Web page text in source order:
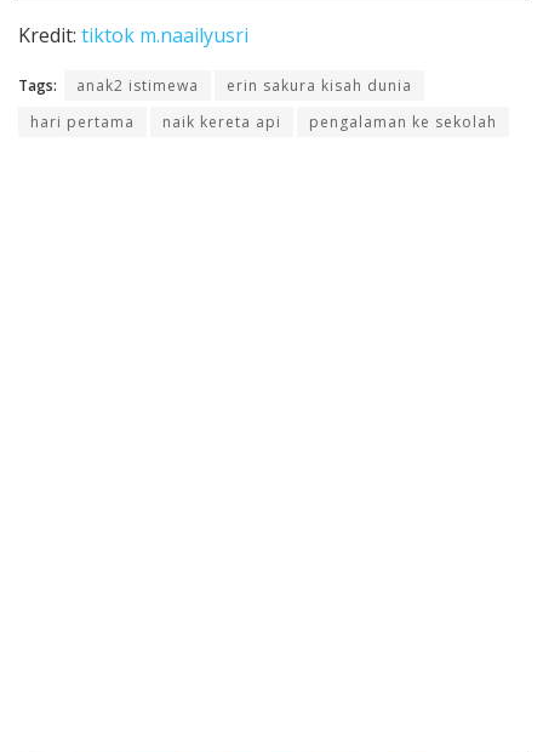
Kredit: tiktok m.naailyusri
Tags: anak2 istimewa
erin sakura kisah dunia
hari pertama
naik kereta api pengalaman ke sekolah